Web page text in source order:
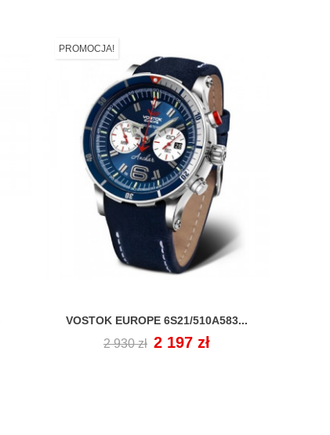
PROMOCJA!
VOSTOK EUROPE 6S21/510A583...
Cena
2 930 zł Cena
2 197 zł
